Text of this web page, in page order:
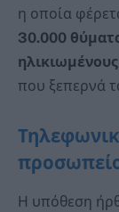
η οποία
30.000
ηλικιωμένους
που ξεπερνά
Η υπόθεση